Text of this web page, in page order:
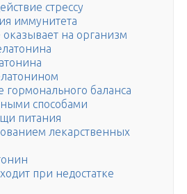
стрессу
иммунитета
оказывает на организм
гормонального баланса
способами
питания
лекарственных
при недостатке